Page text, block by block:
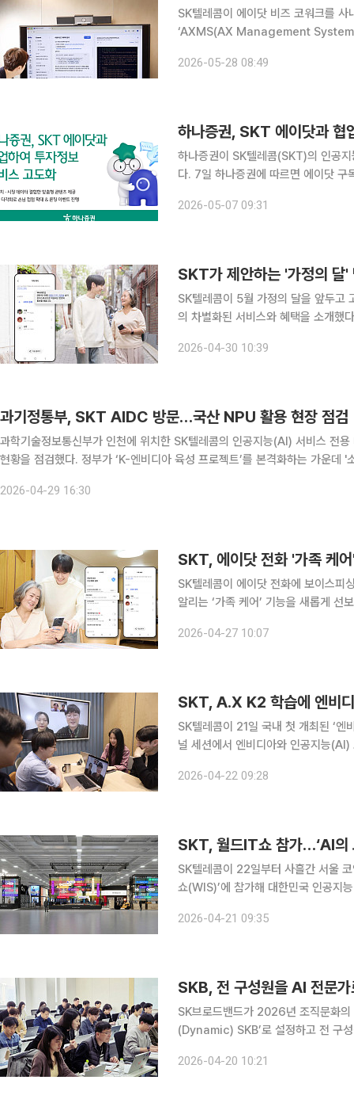
SK텔레콤이 에이닷 비즈 코워크를
‘AXMS(AX Management
에 직접 학습시켜 활용하는 AI 에이전
2026-05-28 08:49
하나증권, SKT 에이닷과 협
하나증권이 SK텔레콤(SKT)의 인공
다. 7일 하나증권에 따르면 에이닷 구독 캘린더는 이용자가 선택한 관심 주제의 일정을 관리해 주는
시장 데이터, 주요 금융 일정 등 핵심
2026-05-07 09:31
SKT가 제안하는 '가정의 달'
SK텔레콤이 5월 가정의 달을 앞두고
의 차별화된 서비스와 혜택을 소개했
보안 서비스 △연휴 기간 가족 여행
2026-04-30 10:39
과기정통부, SKT AIDC 방문…국산 NPU 활용 현장 점검
과학기술정보통신부가 인천에 위치한 SK텔레콤의 인공지능(AI) 서비스 전
현황을 점검했다. 정부가 ‘K-엔비디아 육성 프로젝트’를 본격화하는 가운데 '
2026-04-29 16:30
SK텔레콤이 에이닷 전화에 보이스피
알리는 ‘가족 케어’ 기능을 새롭게
며 피해자를 심리적으로 압박하는 수
2026-04-27 10:07
SKT, A.X K2 학습에 엔비
SK텔레콤이 21일 국내 첫 개최된 ‘
널 세션에서 엔비디아와 인공지능(AI)
스 케이투(A.X K2) 개발 등 국내 소
2026-04-22 09:28
SKT, 월드IT쇼 참가…‘AI의
SK텔레콤이 22일부터 사흘간 서울
쇼(WIS)’에 참가해 대한민국 인공지능(AI)
고 AI 인프라부터 모델, 서비스까지
2026-04-21 09:35
SKB, 전 구성원을 AI 전문
SK브로드밴드가 2026년 조직문화의
(Dynamic) SKB’로 설정하고 전 구
이전트랩(Agent Lab)’을 본격 운영
2026-04-20 10:21